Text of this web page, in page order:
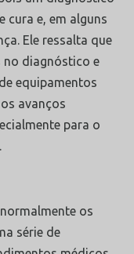
cura e, em alguns
Ele ressalta que
no diagnóstico e
equipamentos
avanços
para o
os
série de